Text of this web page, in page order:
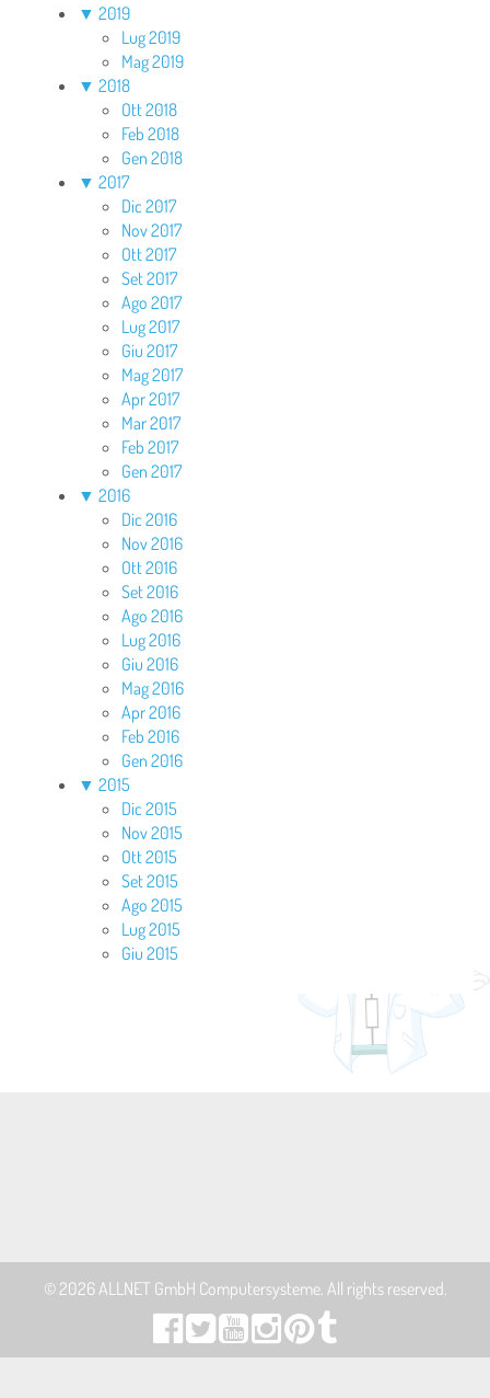
▼ 2019
Lug 2019
Mag 2019
▼ 2018
Ott 2018
Feb 2018
Gen 2018
▼ 2017
Dic 2017
Nov 2017
Ott 2017
Set 2017
Ago 2017
Lug 2017
Giu 2017
Mag 2017
Apr 2017
Mar 2017
Feb 2017
Gen 2017
▼ 2016
Dic 2016
Nov 2016
Ott 2016
Set 2016
Ago 2016
Lug 2016
Giu 2016
Mag 2016
Apr 2016
Feb 2016
Gen 2016
▼ 2015
Dic 2015
Nov 2015
Ott 2015
Set 2015
Ago 2015
Lug 2015
Giu 2015
© 2026ALLNET GmbH Computersysteme. All rights reserved.